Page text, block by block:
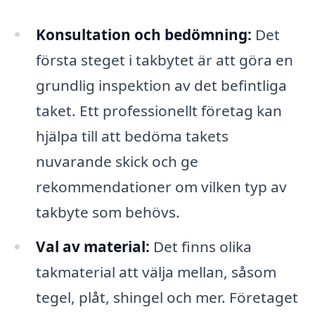
Konsultation och bedömning: Det
första steget i takbytet är att göra en
grundlig inspektion av det befintliga
taket. Ett professionellt företag kan
hjälpa till att bedöma takets
nuvarande skick och ge
rekommendationer om vilken typ av
takbyte som behövs.
Val av material: Det finns olika
takmaterial att välja mellan, såsom
tegel, plåt, shingel och mer. Företaget